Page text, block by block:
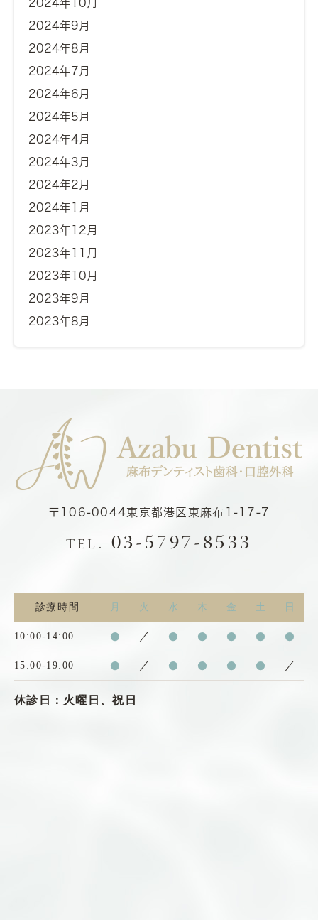
2024年10月
2024年9月
2024年8月
2024年7月
2024年6月
2024年5月
2024年4月
2024年3月
2024年2月
2024年1月
2023年12月
2023年11月
2023年10月
2023年9月
2023年8月
〒106-0044東京都港区東麻布1-17-7
TEL. 03-5797-8533
診療時間 月 火 水 木 金 土 日
10:00-14:00 ● ／ ● ● ● ● ●
15:00-19:00 ● ／ ● ● ● ● ／
休診日：火曜日、祝日